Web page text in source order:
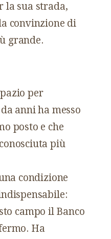
la sua strada,
convinzione di
grande.
per
anni ha messo
posto e che
più
condizione
campo il Banco
Ha